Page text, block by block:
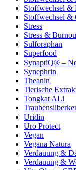
Stoffwechsel &
Stoffwechsel &
Stress
Stress &
Sulforaphan
Superfood
SynaptiQ® –
Synephrin
Theanin
Tierische
Tongkat ALi
Uridin
Uro Protect
Vegan
Vegana Natura
Verdauung &
Verdauung &